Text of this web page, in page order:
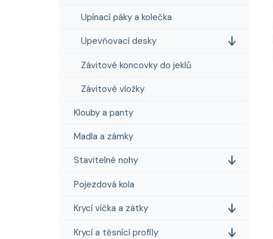
Upínací páky a kolečka
Upevňovací desky
Závitové koncovky do jeklů
Závitové vložky
Klouby a panty
Madla a zámky
Stavitelné nohy
Pojezdová kola
Krycí víčka a zátky
Krycí a těsnící profily